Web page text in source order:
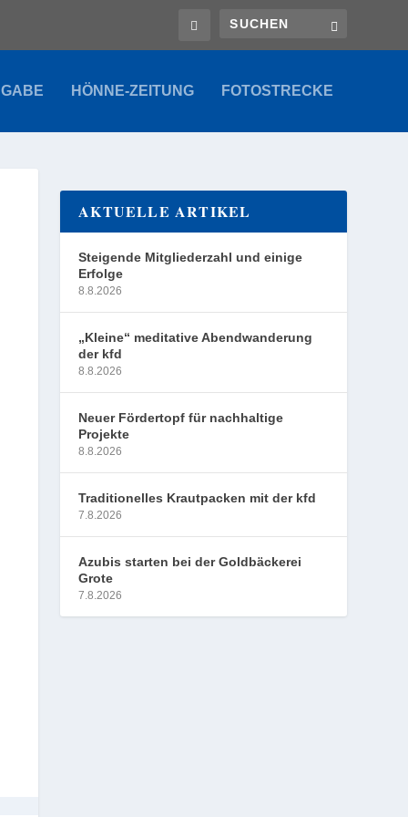
HÖNNE-ZEITUNG FOTOSTRECKE
AKTUELLE ARTIKEL
Steigende Mitgliederzahl und einige
Erfolge
8.8.2026
„Kleine“ meditative Abendwanderung
der kfd
8.8.2026
Neuer Fördertopf für nachhaltige
Projekte
8.8.2026
Traditionelles Krautpacken mit der kfd
7.8.2026
Azubis starten bei der Goldbäckerei
Grote
7.8.2026